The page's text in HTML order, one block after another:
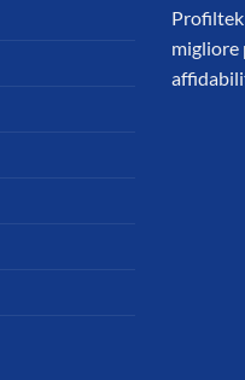
Profiltek
migliore